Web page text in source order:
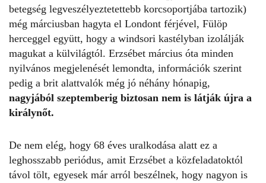
betegség legveszélyeztetettebb korcsoportjába tartozik)
még márciusban hagyta el Londont férjével, Fülöp
herceggel együtt, hogy a windsori kastélyban izolálják
magukat a külvilágtól. Erzsébet március óta minden
nyilvános megjelenését lemondta, információk szerint
pedig a brit alattvalók még jó néhány hónapig,
nagyjából szeptemberig biztosan nem is látják újra a
királynőt.
De nem elég, hogy 68 éves uralkodása alatt ez a
leghosszabb periódus, amit Erzsébet a közfeladatoktól
távol tölt, egyesek már arról beszélnek, hogy nagyon is